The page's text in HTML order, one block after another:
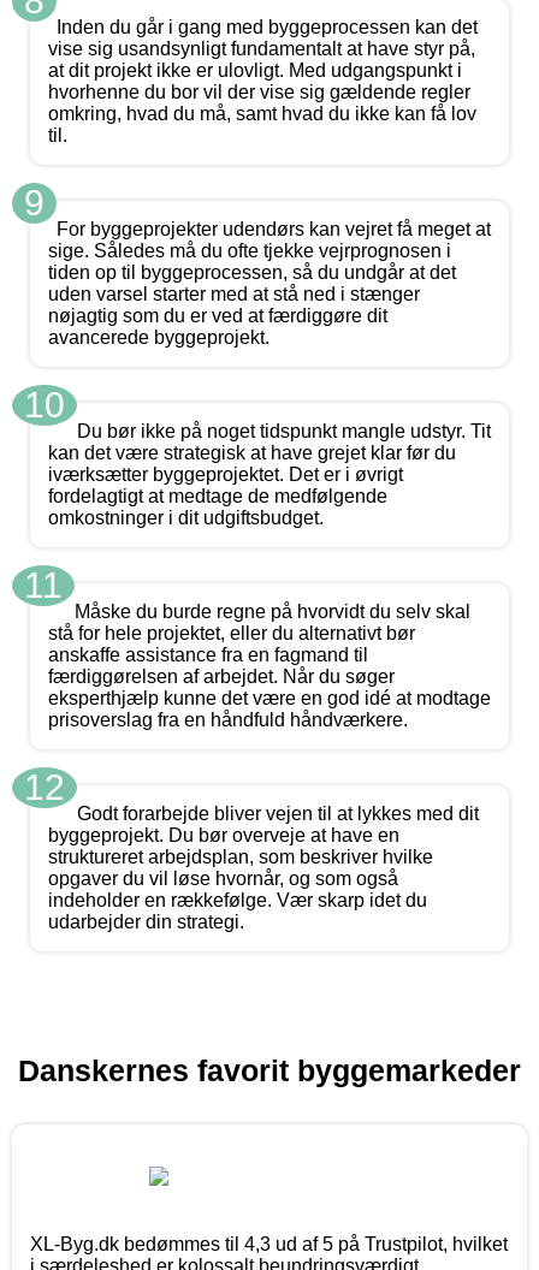
Inden du går i gang med byggeprocessen kan det
vise sig usandsynligt fundamentalt at have styr på,
at dit projekt ikke er ulovligt. Med udgangspunkt i
hvorhenne du bor vil der vise sig gældende regler
omkring, hvad du må, samt hvad du ikke kan få lov
til.
9
For byggeprojekter udendørs kan vejret få meget at
sige. Således må du ofte tjekke vejrprognosen i
tiden op til byggeprocessen, så du undgår at det
uden varsel starter med at stå ned i stænger
nøjagtig som du er ved at færdiggøre dit
avancerede byggeprojekt.
10
Du bør ikke på noget tidspunkt mangle udstyr. Tit
kan det være strategisk at have grejet klar før du
iværksætter byggeprojektet. Det er i øvrigt
fordelagtigt at medtage de medfølgende
omkostninger i dit udgiftsbudget.
11
Måske du burde regne på hvorvidt du selv skal
stå for hele projektet, eller du alternativt bør
anskaffe assistance fra en fagmand til
færdiggørelsen af arbejdet. Når du søger
eksperthjælp kunne det være en god idé at modtage
prisoverslag fra en håndfuld håndværkere.
12
Godt forarbejde bliver vejen til at lykkes med dit
byggeprojekt. Du bør overveje at have en
struktureret arbejdsplan, som beskriver hvilke
opgaver du vil løse hvornår, og som også
indeholder en rækkefølge. Vær skarp idet du
udarbejder din strategi.
Danskernes favorit byggemarkeder
XL-Byg.dk bedømmes til 4,3 ud af 5 på Trustpilot, hvilket
i særdeleshed er kolossalt beundringsværdigt.